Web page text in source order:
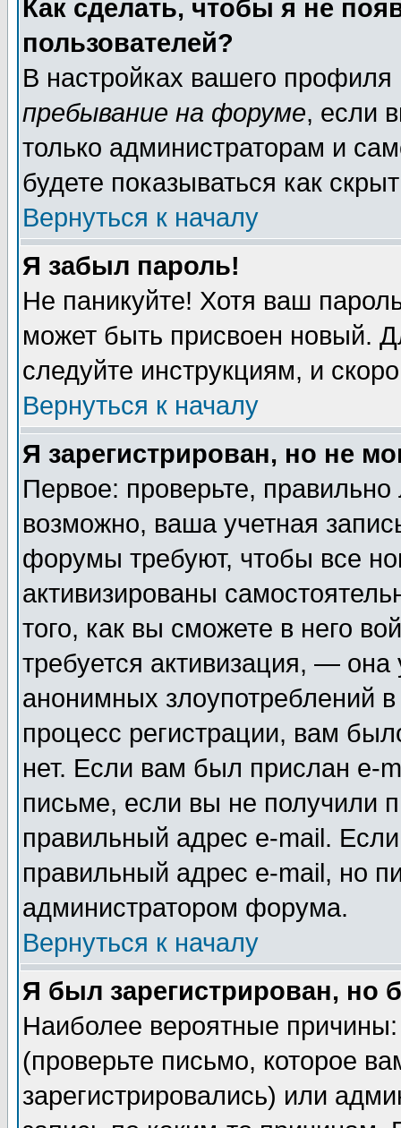
Как сделать, чтобы я не
пользователей?
В настройках вашего
пребывание на форуме, если
только администраторам и
будете показываться как
Вернуться к началу
Я забыл пароль!
Не паникуйте! Хотя ваш
может быть присвоен новый.
следуйте инструкциям, и
Вернуться к началу
Я зарегистрирован, но не
Первое: проверьте,
возможно, ваша учетная
форумы требуют, чтобы все
активизированы
того, как вы сможете в него
требуется активизация, —
анонимных злоупотреблений
процесс регистрации, вам
нет. Если вам был прислан e-
письме, если вы не получили
правильный адрес e-mail.
правильный адрес e-mail, но
администратором форума.
Вернуться к началу
Я был зарегистрирован, но
Наиболее вероятные
(проверьте письмо, которое
зарегистрировались) или